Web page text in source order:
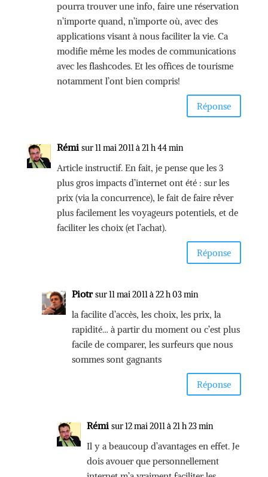
pourra trouver une info, faire une réservation
n’importe quand, n’importe où, avec des
applications visant à nous faciliter la vie. Ca
modifie même les modes de communications
avec les flashcodes. Et les offices de tourisme
notamment l’ont bien compris!
Réponse
Rémi sur 11 mai 2011 à 21 h 44 min
Article instructif. En fait, je pense que les 3
plus gros impacts d’internet ont été : sur les
prix (via la concurrence), le fait de faire rêver
plus facilement les voyageurs potentiels, et de
faciliter les choix (et l’achat).
Réponse
Piotr sur 11 mai 2011 à 22 h 03 min
la facilite d’accès, les choix, les prix, la
rapidité… à partir du moment ou c’est plus
facile de comparer, les surfeurs que nous
sommes sont gagnants
Réponse
Rémi sur 12 mai 2011 à 21 h 23 min
Il y a beaucoup d’avantages en effet. Je
dois avouer que personnellement